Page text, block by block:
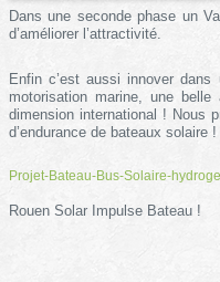
Dans une seconde phase un
d’améliorer l’attractivité.
Enfin c’est aussi innover
motorisation marine, une
dimension international ! Nous
d’endurance de bateaux solaire !
Projet-Bateau-Bus-Solaire-
Rouen Solar Impulse Bateau !